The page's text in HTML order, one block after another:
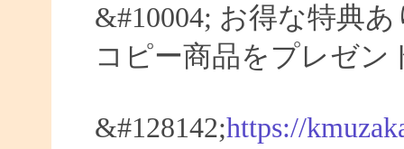
&#10004; お得な特典
コピー商品をプレゼン
&#128142;https://